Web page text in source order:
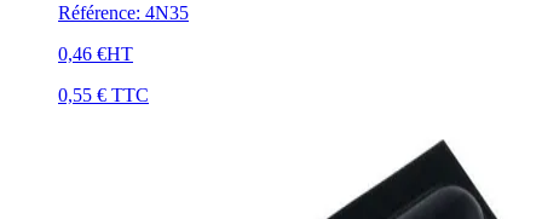
Référence: 4N35
0,46 €HT
0,55 € TTC